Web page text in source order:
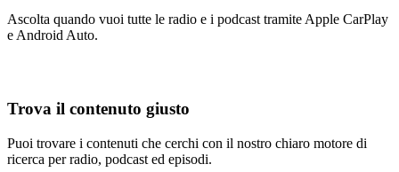
Ascolta quando vuoi tutte le radio e i podcast tramite Apple CarPlay
e Android Auto.
Trova il contenuto giusto
Puoi trovare i contenuti che cerchi con il nostro chiaro motore di
ricerca per radio, podcast ed episodi.